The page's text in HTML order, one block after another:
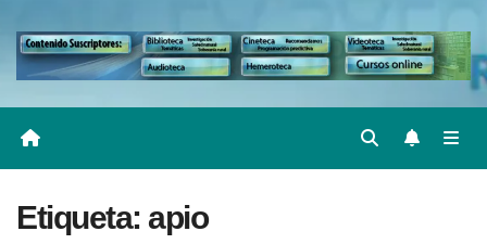
Etiqueta: apio